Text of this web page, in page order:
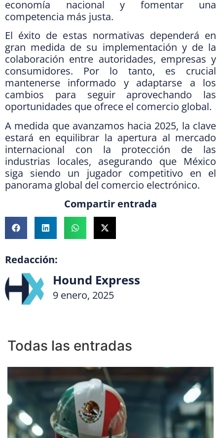
economía nacional y fomentar una
competencia más justa.
El éxito de estas normativas dependerá en
gran medida de su implementación y de la
colaboración entre autoridades, empresas y
consumidores. Por lo tanto, es crucial
mantenerse informado y adaptarse a los
cambios para seguir aprovechando las
oportunidades que ofrece el comercio global.
A medida que avanzamos hacia 2025, la clave
estará en equilibrar la apertura al mercado
internacional con la protección de las
industrias locales, asegurando que México
siga siendo un jugador competitivo en el
panorama global del comercio electrónico.
Compartir entrada
Redacción:
Hound Express
9 enero, 2025
Todas las entradas